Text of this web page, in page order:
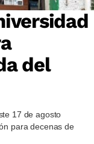
del
17 de agosto
para decenas de